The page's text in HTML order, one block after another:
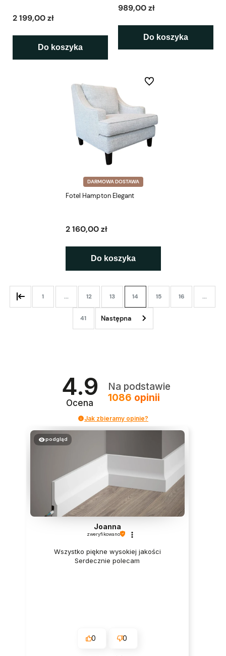
2 199,00 zł
Do koszyka
989,00 zł
Do koszyka
DARMOWA DOSTAWA
Fotel Hampton Elegant
2 160,00 zł
Do koszyka
Do ulubionych
1 ... 12 13 14 15 16 ...
41
4.9
Ocena
Na podstawie
1086 opinii
Jak zbieramy opinie?
podgląd
Joanna
zweryfikowano
Wszystko piękne wysokiej jakości
Serdecznie polecam
0 0